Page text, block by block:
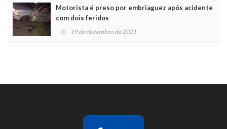
Motorista é preso por embriaguez após acidente
com dois feridos
19 de dezembro de 2021